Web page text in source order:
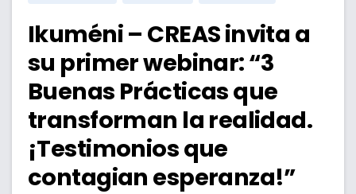
Ikuméni – CREAS invita a
su primer webinar: “3
Buenas Prácticas que
transforman la realidad.
¡Testimonios que
contagian esperanza!”